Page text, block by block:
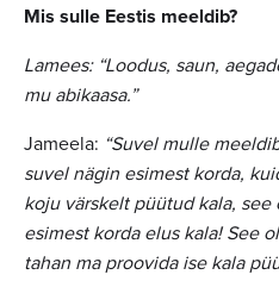
Mis sulle Eestis meeldib?
Lamees: “Loodus, saun,
mu abikaasa.”
Jameela: “Suvel mulle
suvel nägin esimest korda,
koju värskelt püütud kala, see
esimest korda elus kala! See
tahan ma proovida ise kala